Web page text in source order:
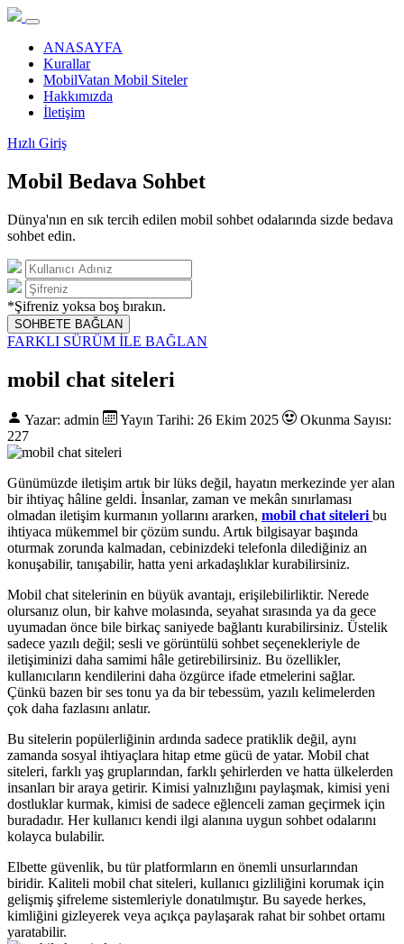
ANASAYFA
Kurallar
MobilVatan Mobil Siteler
Hakkımızda
İletişim
Hızlı Giriş
Mobil Bedava Sohbet
Dünya'nın en sık tercih edilen mobil sohbet odalarında sizde bedava
sohbet edin.
*Şifreniz yoksa boş bırakın.
SOHBETE BAĞLAN
FARKLI SÜRÜM İLE BAĞLAN
mobil chat siteleri
Yazar: admin Yayın Tarihi: 26 Ekim 2025
Okunma Sayısı:
227
Günümüzde iletişim artık bir lüks değil, hayatın merkezinde yer alan
bir ihtiyaç hâline geldi. İnsanlar, zaman ve mekân sınırlaması
olmadan iletişim kurmanın yollarını ararken, mobil chat siteleri bu
ihtiyaca mükemmel bir çözüm sundu. Artık bilgisayar başında
oturmak zorunda kalmadan, cebinizdeki telefonla dilediğiniz an
konuşabilir, tanışabilir, hatta yeni arkadaşlıklar kurabilirsiniz.
Mobil chat sitelerinin en büyük avantajı, erişilebilirliktir. Nerede
olursanız olun, bir kahve molasında, seyahat sırasında ya da gece
uyumadan önce bile birkaç saniyede bağlantı kurabilirsiniz. Üstelik
sadece yazılı değil; sesli ve görüntülü sohbet seçenekleriyle de
iletişiminizi daha samimi hâle getirebilirsiniz. Bu özellikler,
kullanıcıların kendilerini daha özgürce ifade etmelerini sağlar.
Çünkü bazen bir ses tonu ya da bir tebessüm, yazılı kelimelerden
çok daha fazlasını anlatır.
Bu sitelerin popülerliğinin ardında sadece pratiklik değil, aynı
zamanda sosyal ihtiyaçlara hitap etme gücü de yatar. Mobil chat
siteleri, farklı yaş gruplarından, farklı şehirlerden ve hatta ülkelerden
insanları bir araya getirir. Kimisi yalnızlığını paylaşmak, kimisi yeni
dostluklar kurmak, kimisi de sadece eğlenceli zaman geçirmek için
buradadır. Her kullanıcı kendi ilgi alanına uygun sohbet odalarını
kolayca bulabilir.
Elbette güvenlik, bu tür platformların en önemli unsurlarından
biridir. Kaliteli mobil chat siteleri, kullanıcı gizliliğini korumak için
gelişmiş şifreleme sistemleriyle donatılmıştır. Bu sayede herkes,
kimliğini gizleyerek veya açıkça paylaşarak rahat bir sohbet ortamı
yaratabilir.